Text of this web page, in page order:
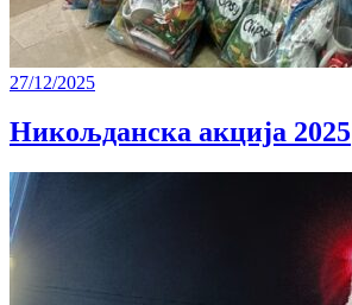
27/12/2025
Никољданска акција 2025